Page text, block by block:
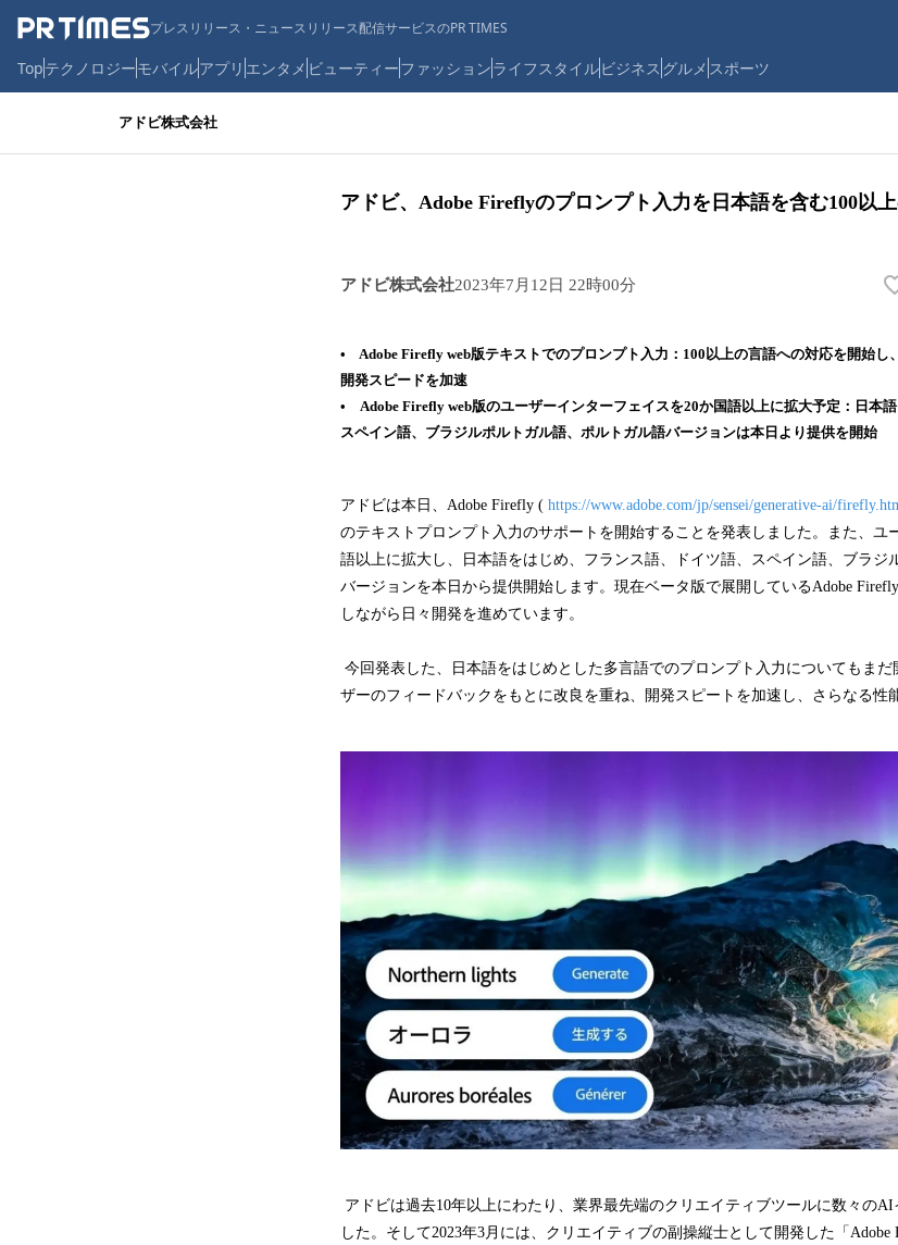
プレスリリース・ニュースリリース配信サービスのPR TIMES
Topテクノロジーモバイルアプリ エンタメ ビューティーファッションライフスタイルビジネス グルメ スポーツ
アドビ株式会社
アドビ、Adobe Fireflyのプロンプト入力を日本語を含む100以
アドビ株式会社2023年7月12日 22時00分
• Adobe Firefly web版テキストでのプロンプト入力：100以上の言語への対応を開始し
開発スピードを加速
• Adobe Firefly web版のユーザーインターフェイスを20か国語以上に拡大予定：日本語
スペイン語、ブラジルポルトガル語、ポルトガル語バージョンは本日より提供を開始
アドビは本日、Adobe Firefly ( https://www.adobe.com/jp/sensei/generative-ai/
のテキストプロンプト入力のサポートを開始することを発表しました。また、ユ
語以上に拡大し、日本語をはじめ、フランス語、ドイツ語、スペイン語、ブラジ
バージョンを本日から提供開始します。現在ベータ版で展開しているAdobe
しながら日々開発を進めています。
今回発表した、日本語をはじめとした多言語でのプロンプト入力についてもま
ザーのフィードバックをもとに改良を重ね、開発スピートを加速し、さらなる性
アドビは過去10年以上にわたり、業界最先端のクリエイティブツールに数々の
した。そして2023年3月には、クリエイティブの副操縦士として開発した「